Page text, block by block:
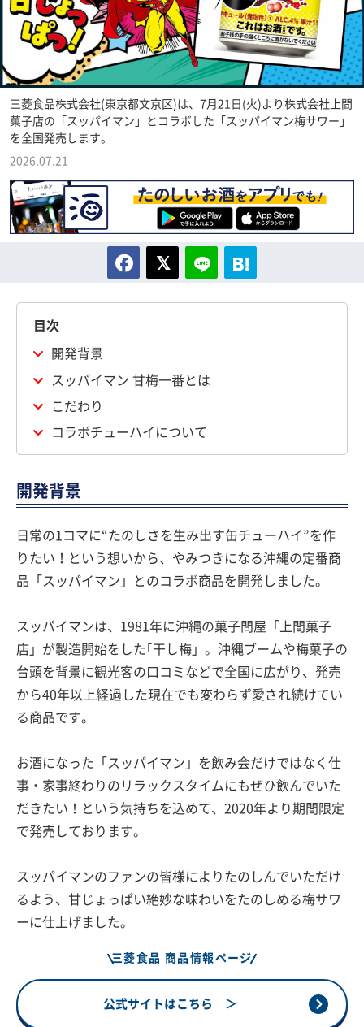
三菱食品株式会社(東京都文京区)は、7月21日(火)より株式会社上間
菓子店の「スッパイマン」とコラボした「スッパイマン梅サワー」
を全国発売します。
2026.07.21
目次
開発背景
スッパイマン 甘梅一番とは
こだわり
コラボチューハイについて
開発背景
日常の1コマに“たのしさを生み出す缶チューハイ”を作
りたい！という想いから、やみつきになる沖縄の定番商
品「スッパイマン」とのコラボ商品を開発しました。
スッパイマンは、1981年に沖縄の菓子問屋「上間菓子
店」が製造開始をした｢干し梅」。沖縄ブームや梅菓子の
台頭を背景に観光客の口コミなどで全国に広がり、発売
から40年以上経過した現在でも変わらず愛され続けてい
る商品です。
お酒になった「スッパイマン」を飲み会だけではなく仕
事・家事終わりのリラックスタイムにもぜひ飲んでいた
だきたい！という気持ちを込めて、2020年より期間限定
で発売しております。
スッパイマンのファンの皆様によりたのしんでいただけ
るよう、甘じょっぱい絶妙な味わいをたのしめる梅サワ
ーに仕上げました。
三菱食品 商品情報ページ
公式サイトはこちら ＞